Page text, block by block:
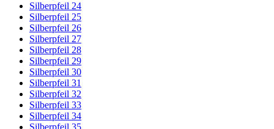
Silberpfeil 24
Silberpfeil 25
Silberpfeil 26
Silberpfeil 27
Silberpfeil 28
Silberpfeil 29
Silberpfeil 30
Silberpfeil 31
Silberpfeil 32
Silberpfeil 33
Silberpfeil 34
Silberpfeil 35